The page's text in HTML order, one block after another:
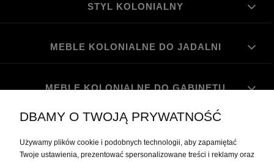
STYL KOLONIALNY
MEBLE KOLONIALNE DO JADALNI
MEBLE KOLONIALNE DO GABINETU
DBAMY O TWOJĄ PRYWATNOŚĆ
Używamy plików cookie i podobnych technologii, aby zapamiętać
Twoje ustawienia, prezentować spersonalizowane treści i reklamy oraz